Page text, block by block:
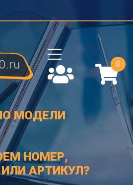
0
МОДЕЛИ
НОМЕР,
АРТИКУЛ?